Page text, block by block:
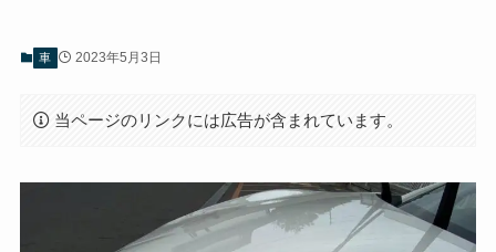
車 2023年5月3日
当ページのリンクには広告が含まれています。